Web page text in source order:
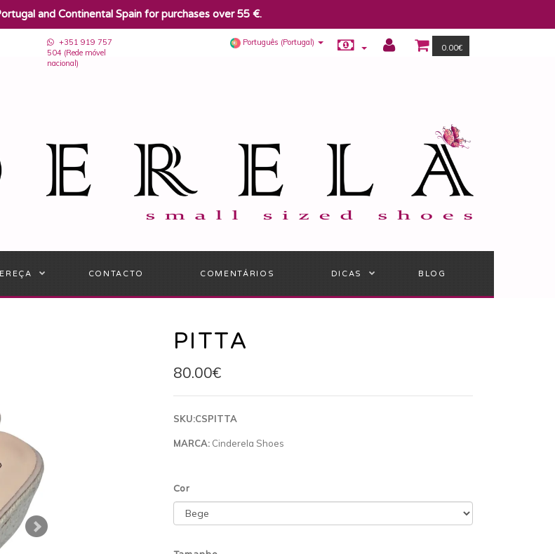
and Continental Spain for purchases over 55 €.
+351 919 757
504 (Rede móvel
nacional)
Português (Portugal)
0.00€
CONTACTO COMENTÁRIOS DICAS BLOG
PITTA
80.00€
SKU:CSPITTA
MARCA:Cinderela Shoes
Cor